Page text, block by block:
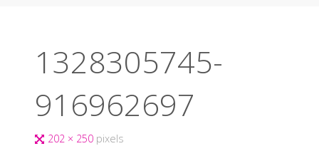
1328305745-
916962697
202 × 250 pixels